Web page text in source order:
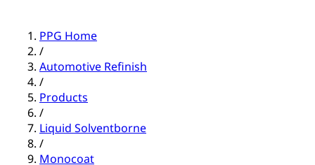
PPG Home
/
Automotive Refinish
/
Products
/
Liquid Solventborne
/
Monocoat